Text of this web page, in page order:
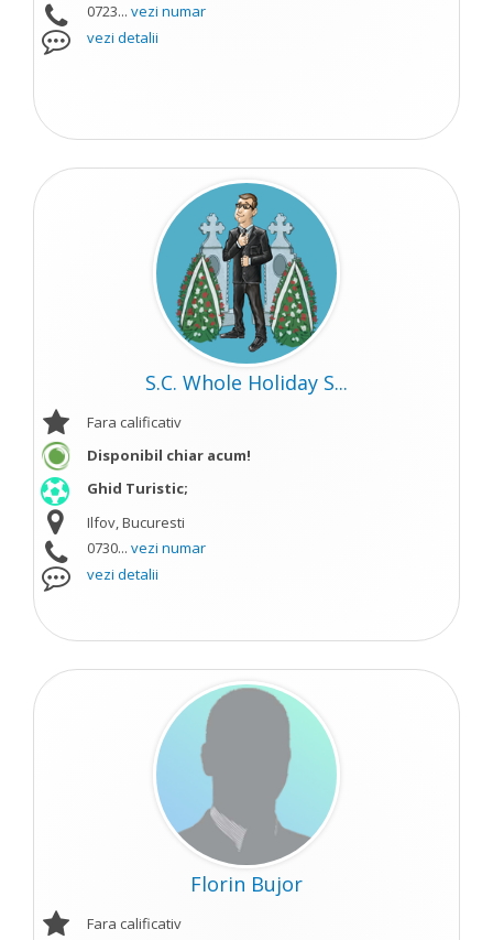
0723... vezi numar
vezi detalii
S.C. Whole Holiday S...
Fara calificativ
Disponibil chiar acum!
Ghid Turistic;
Ilfov, Bucuresti
0730... vezi numar
vezi detalii
Florin Bujor
Fara calificativ